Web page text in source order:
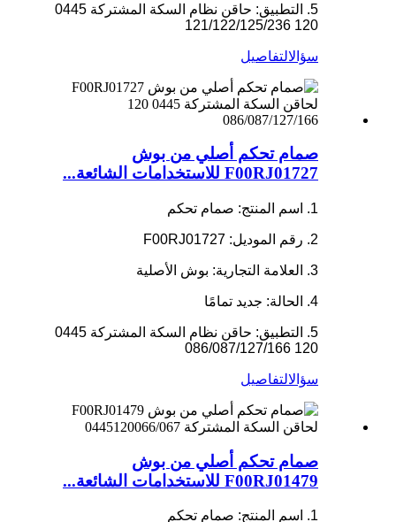
5. التطبيق: حاقن نظام السكة المشتركة 0445
120 121/122/125/236
سؤالالتفاصيل
صمام تحكم أصلي من بوش
F00RJ01727 للاستخدامات الشائعة...
1. اسم المنتج: صمام تحكم
2. رقم الموديل: F00RJ01727
3. العلامة التجارية: بوش الأصلية
4. الحالة: جديد تمامًا
5. التطبيق: حاقن نظام السكة المشتركة 0445
120 086/087/127/166
سؤالالتفاصيل
صمام تحكم أصلي من بوش
F00RJ01479 للاستخدامات الشائعة...
1. اسم المنتج: صمام تحكم